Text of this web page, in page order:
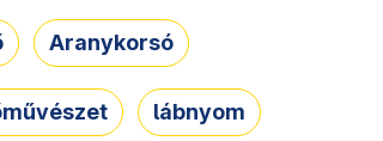
Aranykorsó
lábnyom